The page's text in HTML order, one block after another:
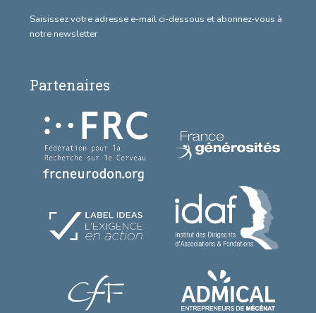
Saisissez votre adresse e-mail ci-dessous et abonnez-vous à
notre newsletter
Partenaires